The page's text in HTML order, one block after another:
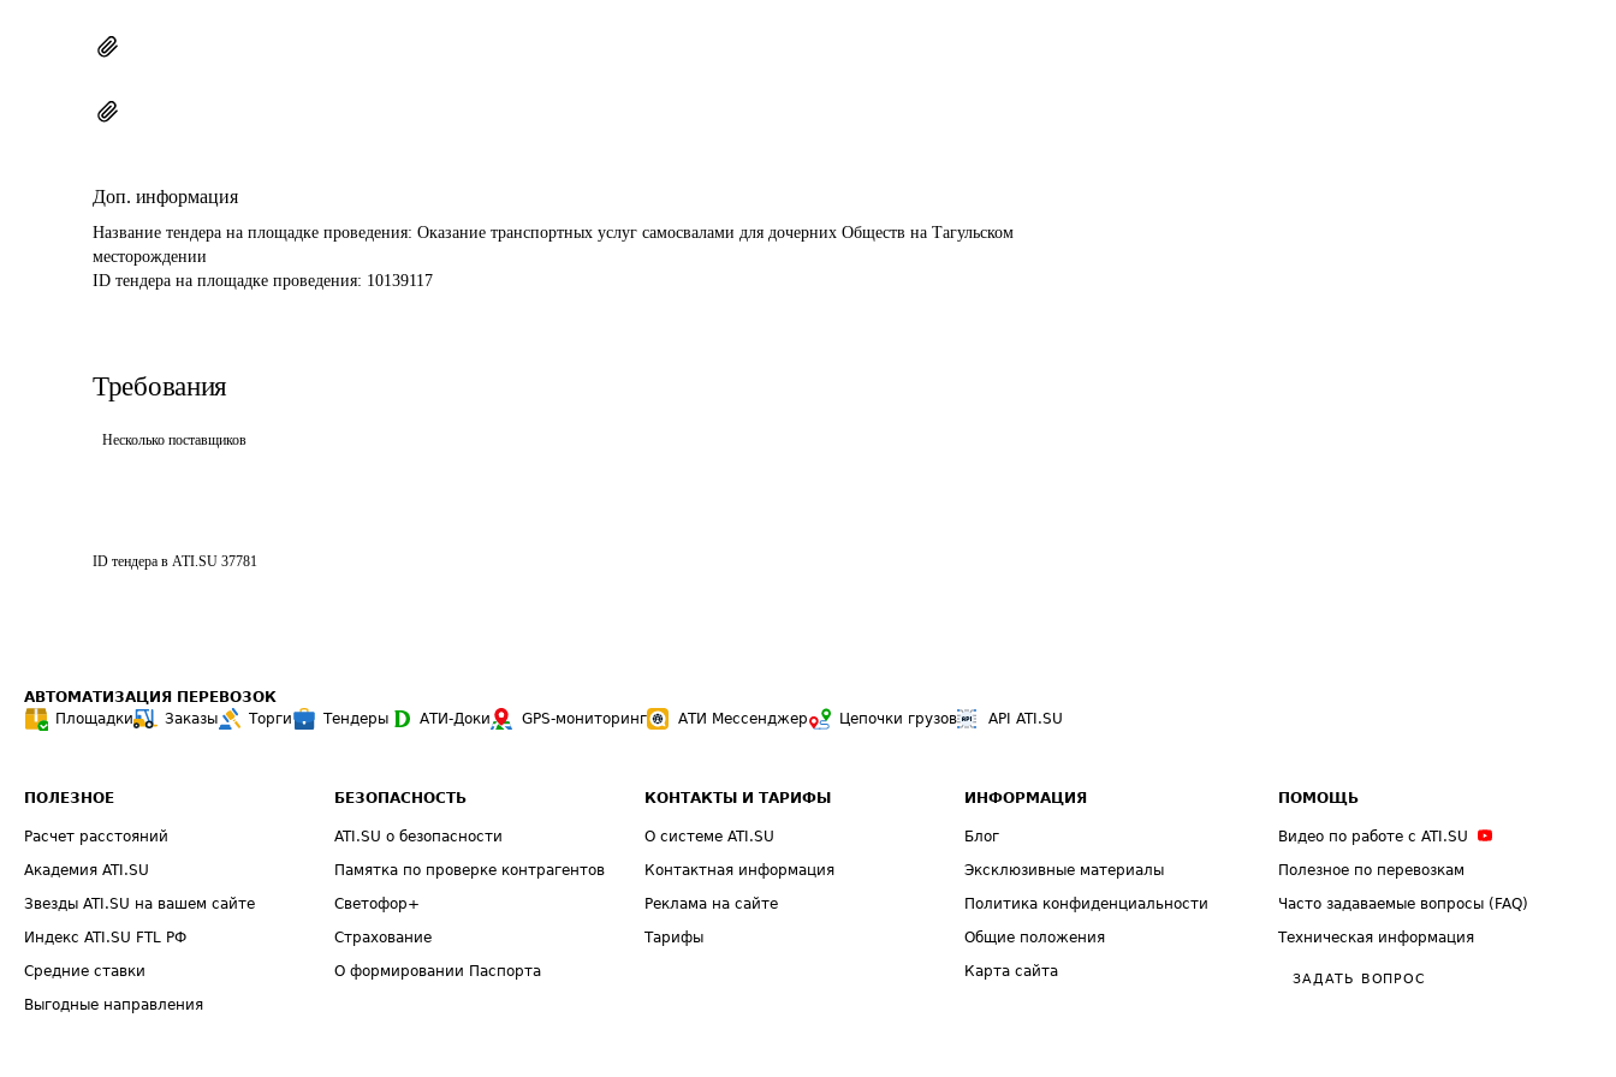
Доп. информация
Название тендера на площадке проведения: Оказание транспортных услуг самосвалами для дочерних Обществ на Тагульском
месторождении
ID тендера на площадке проведения: 10139117
Требования
Несколько поставщиков
ID тендера в ATI.SU 37781
АВТОМАТИЗАЦИЯ ПЕРЕВОЗОК
Площадки
Заказы Торги Тендеры АТИ-Доки GPS-мониторинг АТИ Мессенджер Цепочки грузов API ATI.SU
ПОЛЕЗНОЕ
Расчет расстояний
Академия ATI.SU
Звезды ATI.SU на вашем сайте
Индекс ATI.SU FTL РФ
Средние ставки
Выгодные направления
БЕЗОПАСНОСТЬ
ATI.SU о безопасности
Памятка по проверке контрагентов
Светофор+
Страхование
О формировании Паспорта
КОНТАКТЫ И ТАРИФЫ
О системе ATI.SU
Контактная информация
Реклама на сайте
Тарифы
ИНФОРМАЦИЯ
Блог
Эксклюзивные материалы
Политика конфиденциальности
Общие положения
Карта сайта
ПОМОЩЬ
Видео по работе с ATI.SU
Полезное по перевозкам
Часто задаваемые вопросы (FAQ)
Техническая информация
ЗАДАТЬ ВОПРОС